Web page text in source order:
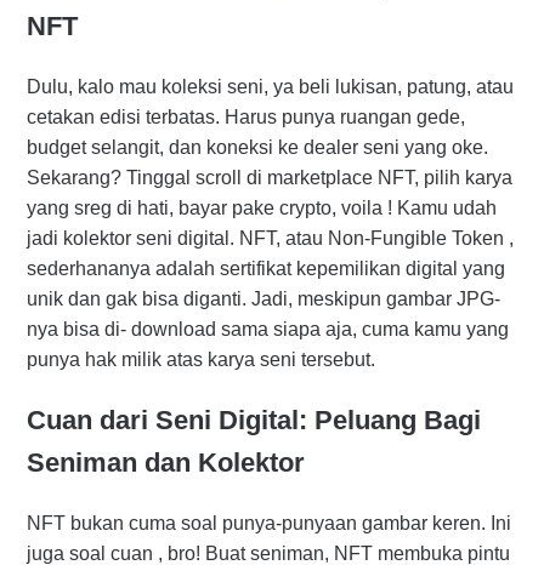
NFT
Dulu, kalo mau koleksi seni, ya beli lukisan, patung, atau
cetakan edisi terbatas. Harus punya ruangan gede,
budget selangit, dan koneksi ke dealer seni yang oke.
Sekarang? Tinggal scroll di marketplace NFT, pilih karya
yang sreg di hati, bayar pake crypto, voila ! Kamu udah
jadi kolektor seni digital. NFT, atau Non-Fungible Token ,
sederhananya adalah sertifikat kepemilikan digital yang
unik dan gak bisa diganti. Jadi, meskipun gambar JPG-
nya bisa di- download sama siapa aja, cuma kamu yang
punya hak milik atas karya seni tersebut.
Cuan dari Seni Digital: Peluang Bagi
Seniman dan Kolektor
NFT bukan cuma soal punya-punyaan gambar keren. Ini
juga soal cuan , bro! Buat seniman, NFT membuka pintu